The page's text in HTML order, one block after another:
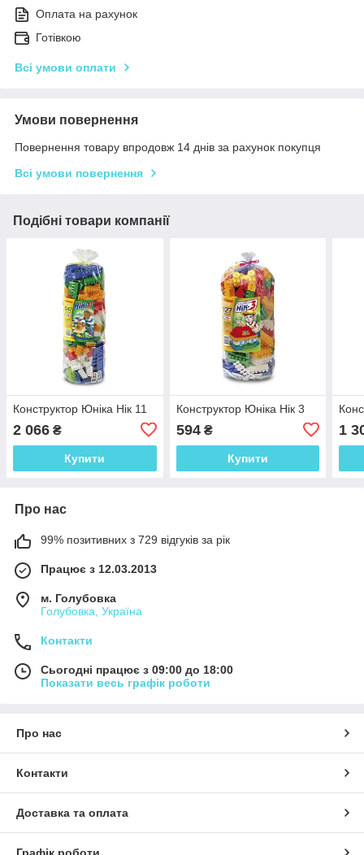
Оплата на рахунок
Готівкою
Всі умови оплати
Умови повернення
Повернення товару впродовж 14 днів за рахунок покупця
Всі умови повернення
Подібні товари компанії
Конструктор Юніка Нік 11
2 066 ₴
Купити
Конструктор Юніка Нік 3
594₴
Купити
1
Про нас
99% позитивних з 729 відгуків за рік
Працює з 12.03.2013
м. Голубовка
Голубовка, Україна
Контакти
Сьогодні працює з 09:00 до 18:00
Показати весь графік роботи
Про нас
Контакти
Доставка та оплата